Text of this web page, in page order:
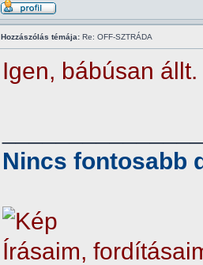
Hozzászólás témája: Re: OFF-SZTRÁDA
Igen, bábúsan állt.
Nincs fontosabb
Írásaim,